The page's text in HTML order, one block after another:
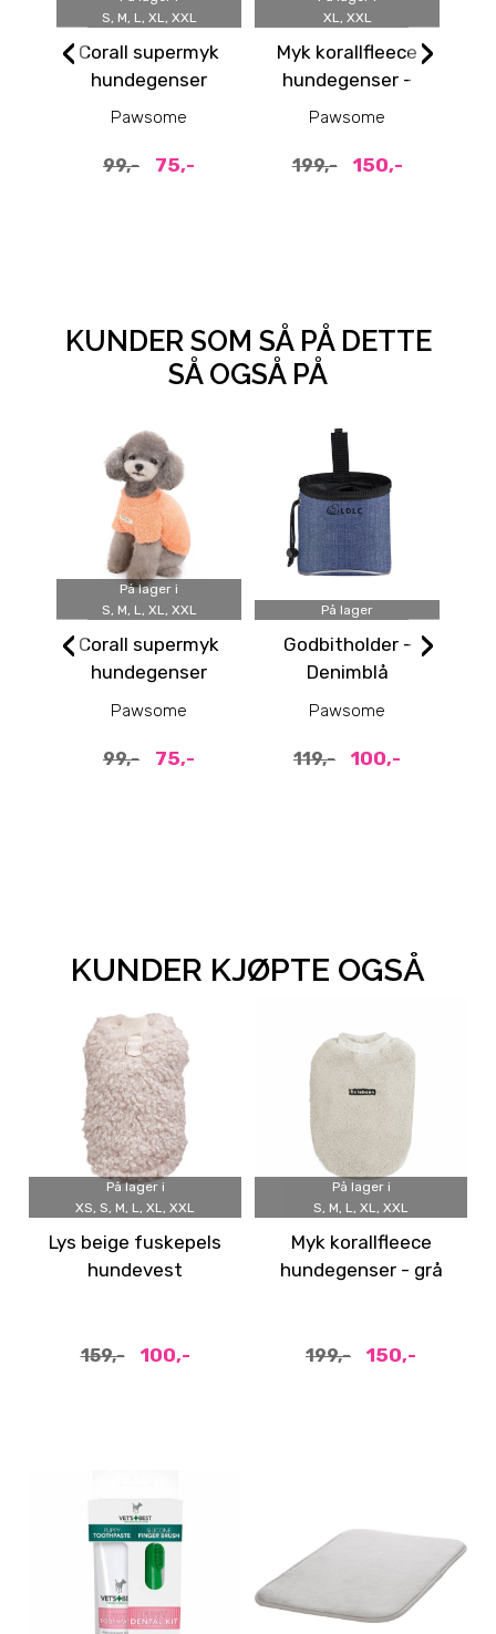
S, M, L, XL, XXL
Corall supermyk
hundegenser
Pawsome
99,- 75,-
XL, XXL
Myk korallfleece
hundegenser -
Pawsome
199,- 150,-
‹ ›
KUNDER SOM SÅ PÅ DETTE
SÅ OGSÅ PÅ
På lager i
S, M, L, XL, XXL
Corall supermyk
hundegenser
Pawsome
99,- 75,-
På lager
Godbitholder -
Denimblå
Pawsome
119,- 100,-
‹ ›
KUNDER KJØPTE OGSÅ
På lager i
XS, S, M, L, XL, XXL
Lys beige fuskepels
hundevest
159,- 100,-
På lager i
S, M, L, XL, XXL
Myk korallfleece
hundegenser - grå
199,- 150,-